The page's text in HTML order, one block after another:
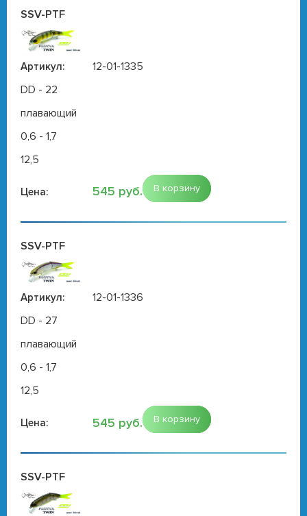
SSV-PTF
Артикул:
12-01-1335
DD - 22
плавающий
0,6 - 1,7
12,5
Цена: 545 руб. В корзину
SSV-PTF
Артикул:
12-01-1336
DD - 27
плавающий
0,6 - 1,7
12,5
Цена: 545 руб. В корзину
SSV-PTF